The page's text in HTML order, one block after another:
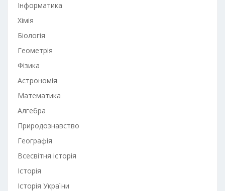
Інформатика
Хімія
Біологія
Геометрія
Фізика
Астрономія
Математика
Алгебра
Природознавство
Географія
Всесвітня історія
Історія
Історія України